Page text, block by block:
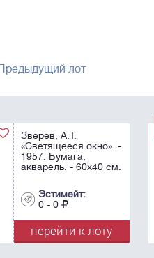
Предыдущий лот
Бумага,
белила,